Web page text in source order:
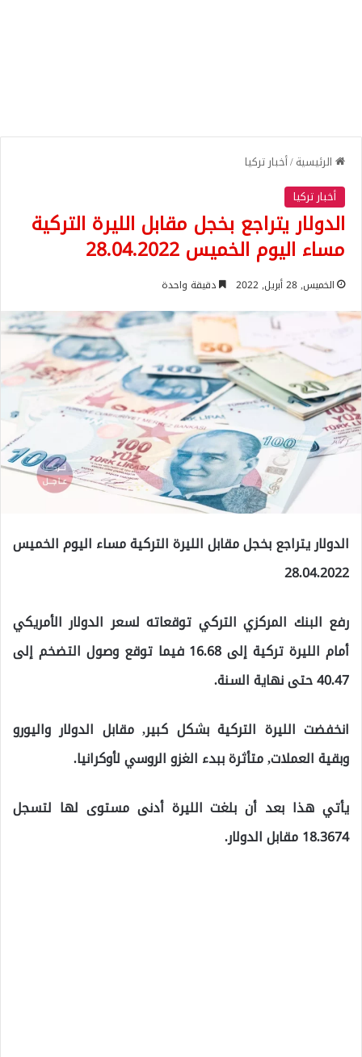
الرئيسية/أخبار تركيا
أخبار تركيا
الدولار يتراجع بخجل مقابل الليرة التركية
مساء اليوم الخميس 28.04.2022
الخميس, 28 أبريل, 2022 دقيقة واحدة
الدولار يتراجع بخجل مقابل الليرة التركية مساء اليوم الخميس
28.04.2022
رفع البنك المركزي التركي توقعاته لسعر الدولار الأمريكي
أمام الليرة تركية إلى 16.68 فيما توقع وصول التضخم إلى
40.47 حتى نهاية السنة.
انخفضت الليرة التركية بشكل كبير, مقابل الدولار واليورو
وبقية العملات, متأثرة ببدء الغزو الروسي لأوكرانيا.
يأتي هذا بعد أن بلغت الليرة أدنى مستوى لها لتسجل
18.3674 مقابل الدولار.